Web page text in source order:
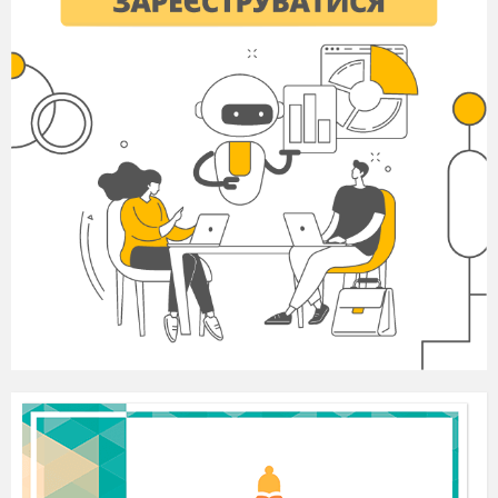
13. Потомство відразу їсть самостійно.
14. Зародок дихає киснем, який
поступає через пори оболонки яйця.
15. Тварини довго піклуються про
потомство, навчають їх.
16. Деякі представники класу недовго
охороняють кладку яєць і дітей.
17. Більшість представників класу не
піклується про кладу яєць і про
потомство.
18. Тварини появляються на світ з
голою шкірою або пір’яним покривом.
19. У дітей тіло вкрите роговими
лусочками і щитинками.
1,2,4, 5, 6, 8, 10,11,12, 14-17, 18, 20
Птахи
1,3,4, 5, 6, 7,9,11,12, 13,15, 16, 19
Оцінювання: